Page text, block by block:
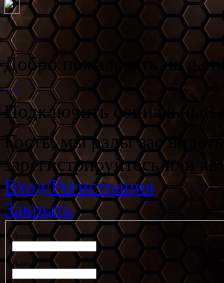
Добро пожаловать на
Подключить социальный
Гость, мы рады вас
зарегистрируйтесь или
Вход/Регистрация
Закрыть
Логин
Пароль